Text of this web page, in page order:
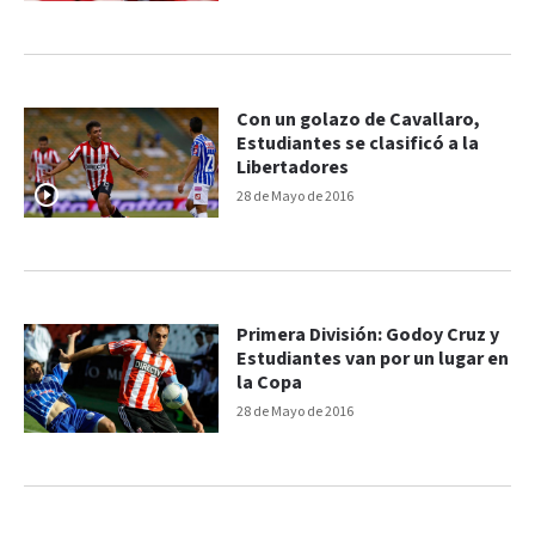
28 de Mayo de 2016
Con un golazo de Cavallaro,
Estudiantes se clasificó a la
Libertadores
28 de Mayo de 2016
Primera División: Godoy Cruz y
Estudiantes van por un lugar en
la Copa